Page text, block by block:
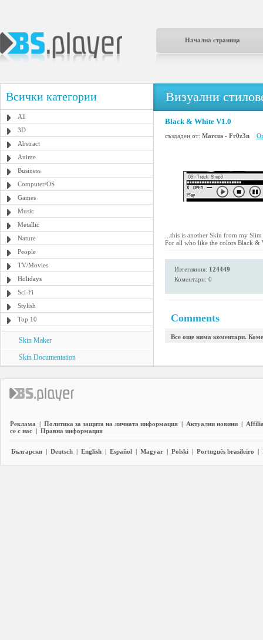
Начална страница
Всички категории
All
3D
Abstract
Anime
Business
Computer/OS
Games
Music
Metallic
Nature
People
TV/Movies
Holidays
Sci-Fi
Stylish
Top 10
Skin Maker
Skin Documentation
Визуални
Black & White V1.0
създаден от: Marcus - Fr0z3n
...this is another Skin from my
For all who like the colors Black &
Изтегляния: 124449
Коментари: 0
Comments
Все още няма коментари.
Реклама | Политика за защита на личната информация | Актуални новини |
се с нас | Правна информация
Български | Deutsch | English | Español | Magyar | Polski | Português brasileiro |